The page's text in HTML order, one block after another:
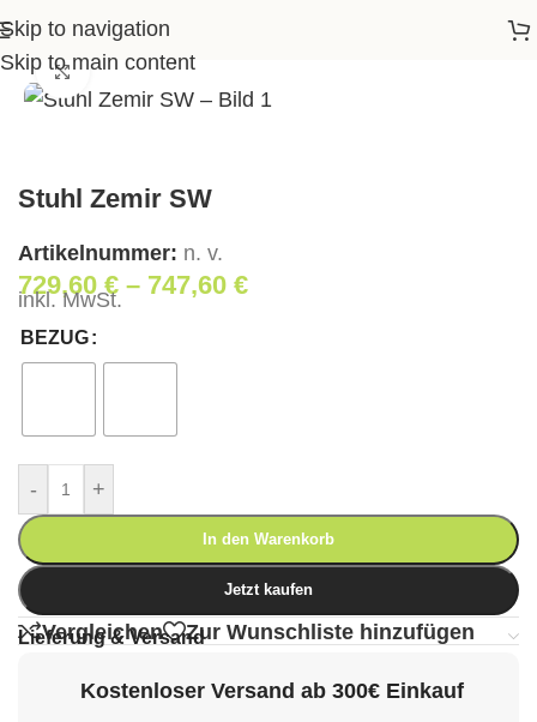
Skip to navigation
Skip to main content
Startseite>Shop>
Klick zum Vergrößern
Stuhl Zemir SW
Artikelnummer: n. v.
729,60€ – 747,60 €
inkl. MwSt.
BEZUG
- +
In den Warenkorb
Jetzt kaufen
Vergleichen Zur Wunschliste hinzufügen
Lieferung & Versand
Kostenloser Versand ab 300€ Einkauf